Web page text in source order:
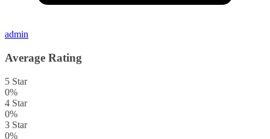
admin
Average Rating
5 Star
0%
4 Star
0%
3 Star
0%